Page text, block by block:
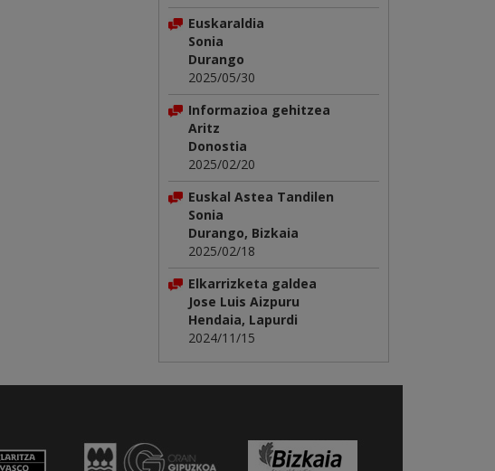
Euskaraldia
Sonia
Durango
2025/05/30
Informazioa gehitzea
Aritz
Donostia
2025/02/20
Euskal Astea Tandilen
Sonia
Durango, Bizkaia
2025/02/18
Elkarrizketa galdea
Jose Luis Aizpuru
Hendaia, Lapurdi
2024/11/15